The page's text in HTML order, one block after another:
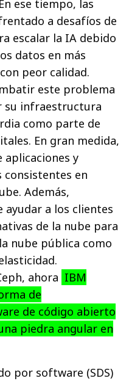
ese tiempo, las
a desafíos de
escalar la IA debido
datos en más
peor calidad.
este problema
su infraestructura
como parte de
En gran medida,
aplicaciones y
consistentes en
Además,
ayudar a los clientes
de la nube para
nube pública como
ahora IBM
de
de código abierto
piedra angular en
por software (SDS)